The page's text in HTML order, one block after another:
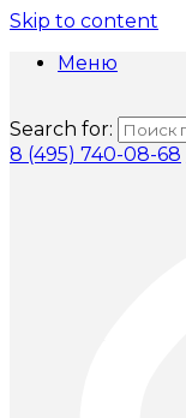
Skip to content
Меню
Search for:
8 (495) 740-08-68